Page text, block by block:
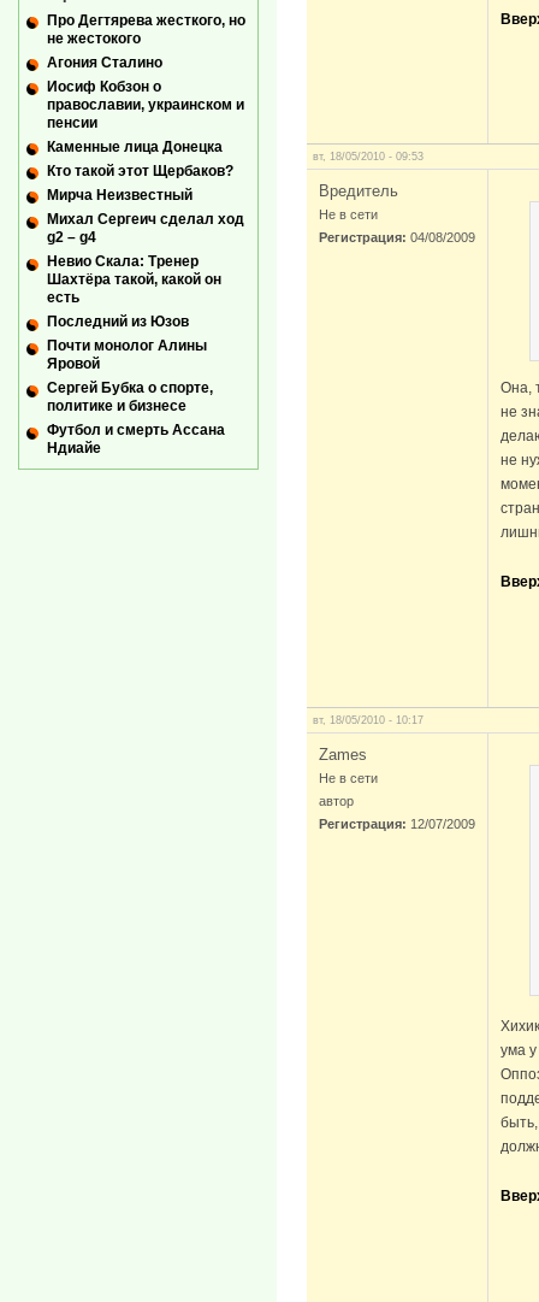
вт, 18/05/2010 - 09:53
Вредитель
Не в сети
Регистрация: 04/08/2009
Она,
не
не
вт, 18/05/2010 - 10:17
Zames
Не в сети
автор
Регистрация: 12/07/2009
ума
Про Дегтярева жесткого, но
не жестокого
Агония Сталино
Иосиф Кобзон о
православии, украинском и
пенсии
Каменные лица Донецка
Кто такой этот Щербаков?
Мирча Неизвестный
Михал Сергеич сделал ход
g2 – g4
Невио Скала: Тренер
Шахтёра такой, какой он
есть
Последний из Юзов
Почти монолог Алины
Яровой
Сергей Бубка о спорте,
политике и бизнесе
Футбол и смерть Ассана
Ндиайе